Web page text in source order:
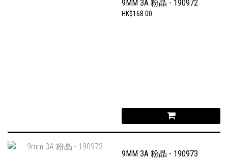
9MM 3A 粉晶 - 190972
HK$168.00
9MM 3A 粉晶 - 190973